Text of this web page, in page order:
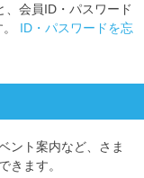
会員ID・パスワード
ID・パスワードを忘
ント案内など、さま
きます。